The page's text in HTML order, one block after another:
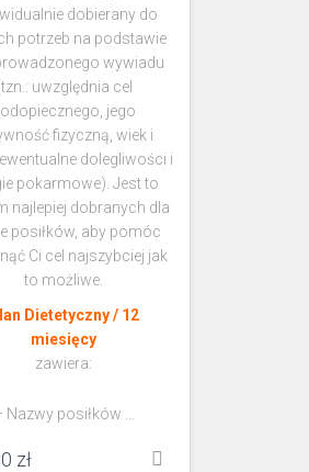
dobierany do
potrzeb na podstawie
wywiadu
uwzględnia cel
jego
fizyczną, wiek i
dolegliwości i
pokarmowe). Jest to
najlepiej dobranych dla
posiłków, aby pomóc
Ci cel najszybciej jak
to możliwe.
Dietetyczny / 12
miesięcy
zawiera:
Nazwy posiłków …
zł